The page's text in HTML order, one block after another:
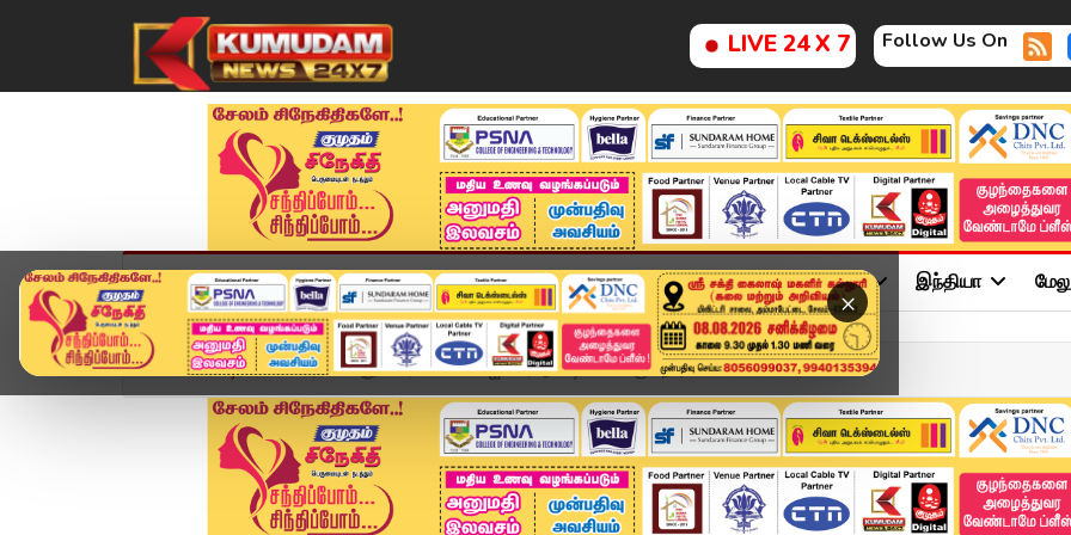
LIVE 24 X 7 Follow Us On
×
முகப்பு விளையாட்டு அண்மை தமிழ்நாடு சினிமா அரசியல் விளையாட்டு இந்தியா
Home வீடியோ ஸ்டோரி புதுச்சேரியில் No விஜய் ரோடு ஷோ விளக்குகிறார் ட...